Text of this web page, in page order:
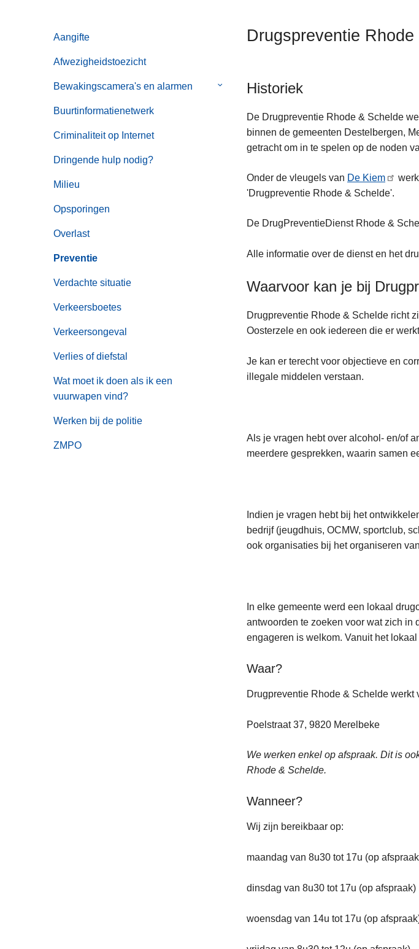
Aangifte
Afwezigheidstoezicht
Bewakingscamera's en alarmen
Submenu
Bewakingscamera's
alarmen
Buurtinformatienetwerk
Criminaliteit op Internet
Dringende hulp nodig?
Milieu
Opsporingen
Overlast
Preventie
Verdachte situatie
Verkeersboetes
Verkeersongeval
Verlies of diefstal
Wat moet ik doen als ik een
vuurwapen vind?
Werken bij de politie
ZMPO
Drugspreventie
Historiek
De Drugpreventie Rhode & Schelde
binnen de gemeenten Destelbergen,
getracht om in te spelen op de noden
Onder de vleugels van De Kiem
'Drugpreventie Rhode & Schelde'.
De DrugPreventieDienst Rhode &
Alle informatie over de dienst en het
Waarvoor kan je bij
Drugpreventie Rhode & Schelde richt
Oosterzele en ook iedereen die er
Je kan er terecht voor objectieve en
illegale middelen verstaan.
Als je vragen hebt over alcohol- en/of
meerdere gesprekken, waarin samen
Indien je vragen hebt bij het
bedrijf (jeugdhuis, OCMW, sportclub,
ook organisaties bij het organiseren
In elke gemeente werd een lokaal
antwoorden te zoeken voor wat zich in
engageren is welkom. Vanuit het
Waar?
Drugpreventie Rhode & Schelde
Poelstraat 37, 9820 Merelbeke
We werken enkel op afspraak. Dit is
Rhode & Schelde.
Wanneer?
Wij zijn bereikbaar op:
maandag van 8u30 tot 17u (op
dinsdag van 8u30 tot 17u (op afspraak)
woensdag van 14u tot 17u (op